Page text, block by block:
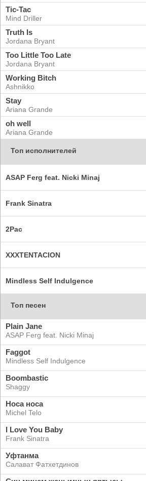
Tic-Tac
Mind Driller
Truth Is
Jordana Bryant
Too Little Too Late
Jordana Bryant
Working Bitch
Ashnikko
Stay
Ariana Grande
oh well
Ariana Grande
Топ исполнителей
ASAP Ferg feat. Nicki Minaj
Frank Sinatra
2Pac
XXXTENTACION
Mindless Self Indulgence
Топ песен
Plain Jane
ASAP Ferg feat. Nicki Minaj
Faggot
Mindless Self Indulgence
Boombastic
Shaggy
Носа носа
Michel Telo
I Love You Baby
Frank Sinatra
Уфтанма
Салават Фатхетдинов